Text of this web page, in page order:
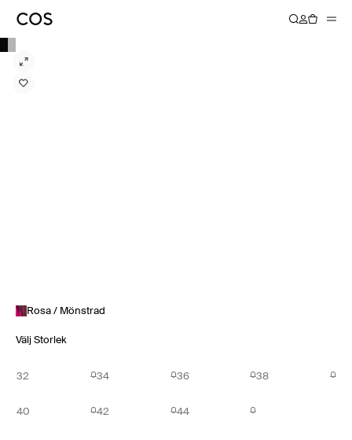
Rosa / Mönstrad
Välj Storlek
32 34 36 38
40 42 44